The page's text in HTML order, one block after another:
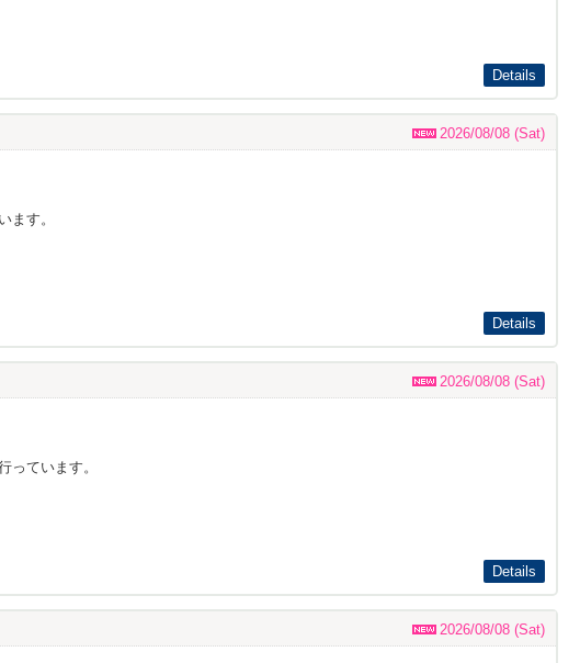
Details
2026/08/08 (Sat)
ます。
Details
2026/08/08 (Sat)
っています。
Details
2026/08/08 (Sat)